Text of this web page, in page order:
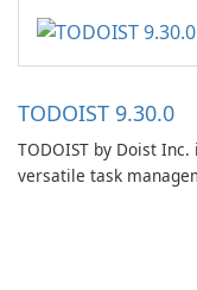
helps users capture
organize to-do lists,
track of important
TODOIST 9.30.0
TODOIST by Doist Inc.
versatile task